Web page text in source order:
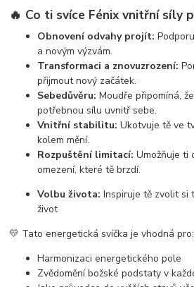
🔥 Co ti svíce Fénix vnitřní síly
Obnovení odvahy projít:
a novým výzvám.
Transformaci a znovuzrození:
přijmout nový začátek.
Sebedůvěru: Moudře připomíná,
potřebnou sílu uvnitř sebe.
Vnitřní stabilitu: Ukotvuje tě ve
kolem mění.
Rozpuštění limitací: Umožňuje ti
omezení, které tě brzdí.
Volbu života: Inspiruje tě zvolit si
život
💛 Tato energetická svíčka je vhodná pro:
Harmonizaci energetického pole
Zvědomění božské podstaty v